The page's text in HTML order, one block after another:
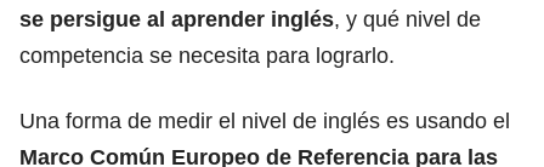
se persigue al aprender inglés, y qué nivel de
competencia se necesita para lograrlo.
Una forma de medir el nivel de inglés es usando el
Marco Común Europeo de Referencia para las